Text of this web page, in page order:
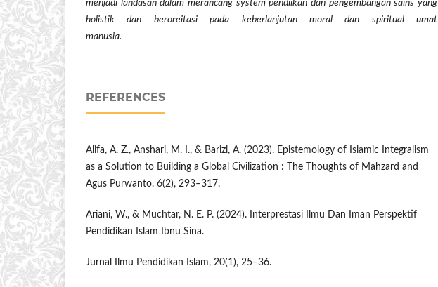
menjadi landasan dalam merancang system pendiikan dan pengembangan sains yang
holistik dan beroreitasi pada keberlanjutan moral dan spiritual umat
manusia.
REFERENCES
Alifa, A. Z., Anshari, M. I., & Barizi, A. (2023). Epistemology of Islamic Integralism
as a Solution to Building a Global Civilization : The Thoughts of Mahzard and
Agus Purwanto. 6(2), 293–317.
Ariani, W., & Muchtar, N. E. P. (2024). Interprestasi Ilmu Dan Iman Perspektif
Pendidikan Islam Ibnu Sina.
Jurnal Ilmu Pendidikan Islam, 20(1), 25–36.